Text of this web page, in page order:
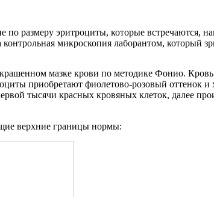
по размеру эритроциты, которые встречаются,
микроскопия лаборантом, который
мазке крови по методике Фонио.
приобретают фиолетово-розовый
тысячи красных кровяных клеток, далее
верхние границы нормы: